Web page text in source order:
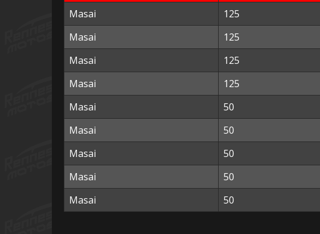
Masai
125
Masai
125
Masai
125
Masai
125
Masai
50
Masai
50
Masai
50
Masai
50
Masai
50